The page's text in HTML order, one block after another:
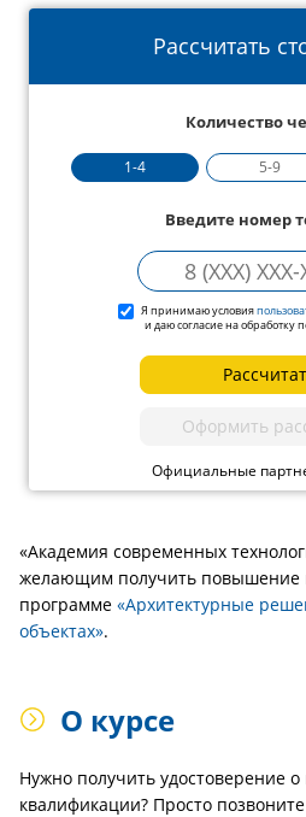
Рассчитать
Количество
1-4 5-9
Введите номер
Я принимаю условия
и даю согласие на обработку
Оформить
Официальные
«Академия современных
желающим получить повышение
программе «Архитектурные
объектах».
О курсе
Нужно получить удостоверение
квалификации? Просто